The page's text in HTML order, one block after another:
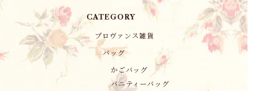
CATEGORY
プロヴァンス雑貨
バッグ
かごバッグ
バニティーバッグ